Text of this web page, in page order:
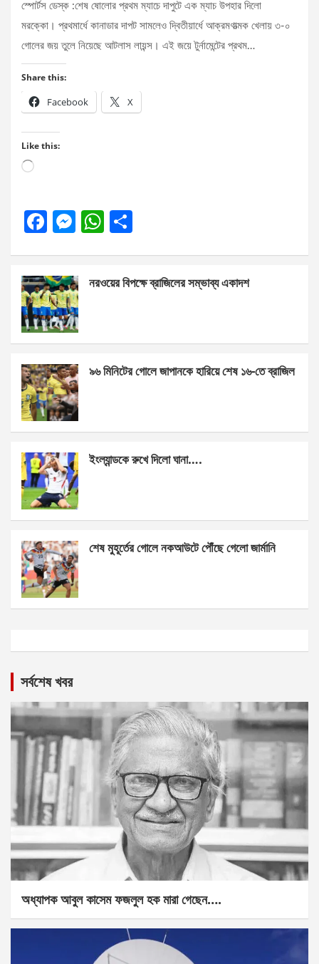
স্পোর্টস ডেস্ক :শেষ ষোলোর প্রথম ম্যাচে দাপুটে এক ম্যাচ উপহার দিলো
মরক্কো। প্রথমার্ধে কানাডার দাপট সামলেও দ্বিতীয়ার্ধে আক্রমণাত্মক খেলায় ৩-০
গোলের জয় তুলে নিয়েছে আটলাস লায়ন্স। এই জয়ে টুর্নামেন্টের প্রথম…
Share this:
Facebook X
Like this:
Loading…
F
b
o
o
k
M
n
g
er
W
s
p
e
নরওয়ের বিপক্ষে ব্রাজিলের সম্ভাব্য একাদশ
৯৬ মিনিটের গোলে জাপানকে হারিয়ে শেষ ১৬-তে ব্রাজিল
ইংল্যান্ডকে রুখে দিলো ঘানা….
শেষ মুহূর্তের গোলে নকআউটে পৌঁছে গেলো জার্মানি
সর্বশেষ খবর
অধ্যাপক আবুল কাসেম ফজলুল হক মারা গেছেন….